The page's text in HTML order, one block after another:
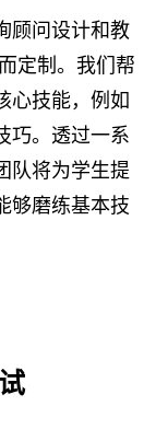
顾问设计和教
定制。我们帮
心技能，例如
巧。透过一系
队将为学生提
够磨练基本技